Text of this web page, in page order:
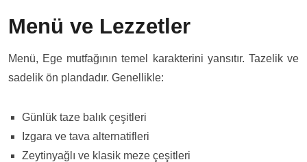
Menü ve Lezzetler
Menü, Ege mutfağının temel karakterini yansıtır. Tazelik ve
sadelik ön plandadır. Genellikle:
Günlük taze balık çeşitleri
Izgara ve tava alternatifleri
Zeytinyağlı ve klasik meze çeşitleri